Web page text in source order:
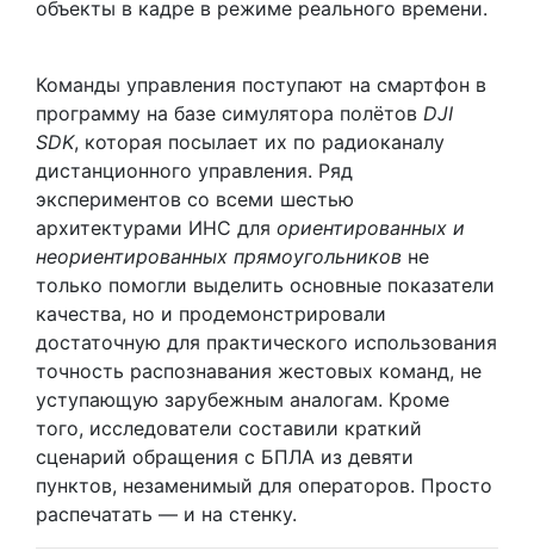
объекты в кадре в режиме реального времени.
Команды управления поступают на смартфон в
программу на базе симулятора полётов DJI
SDK, которая посылает их по радиоканалу
дистанционного управления. Ряд
экспериментов со всеми шестью
архитектурами ИНС для ориентированных и
неориентированных прямоугольников не
только помогли выделить основные показатели
качества, но и продемонстрировали
достаточную для практического использования
точность распознавания жестовых команд, не
уступающую зарубежным аналогам. Кроме
того, исследователи составили краткий
сценарий обращения с БПЛА из девяти
пунктов, незаменимый для операторов. Просто
распечатать — и на стенку.